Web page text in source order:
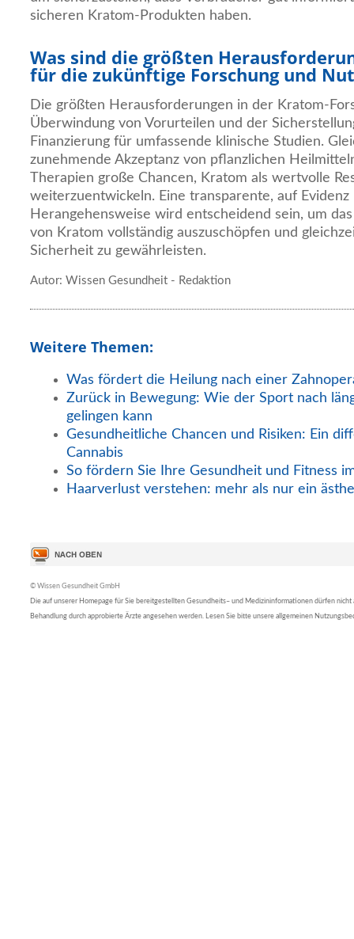
sicheren Kratom-Produkten haben.
Was sind die größten
für die zukünftige Forschung und
Die größten Herausforderungen in der Kratom-
Überwindung von Vorurteilen und der
Finanzierung für umfassende klinische Studien.
zunehmende Akzeptanz von pflanzlichen
Therapien große Chancen, Kratom als wertvolle
weiterzuentwickeln. Eine transparente, auf Evidenz
Herangehensweise wird entscheidend sein, um
von Kratom vollständig auszuschöpfen und
Sicherheit zu gewährleisten.
Autor: Wissen Gesundheit - Redaktion
Weitere Themen:
Was fördert die Heilung nach einer
Zurück in Bewegung: Wie der Sport nach
gelingen kann
Gesundheitliche Chancen und Risiken: Ein
Cannabis
So fördern Sie Ihre Gesundheit und Fitness
Haarverlust verstehen: mehr als nur ein
© Wissen Gesundheit GmbH
Die auf unserer Homepage für Sie bereitgestellten Gesundheits– und Medizininformationen dürfen nicht
Behandlung durch approbierte Ärzte angesehen werden. Lesen Sie bitte unsere allgemeinen